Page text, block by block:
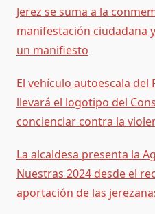
Jerez se suma a la
manifestación ciudadana
un manifiesto
El vehículo autoescala del
llevará el logotipo del
concienciar contra la
La alcaldesa presenta la
Nuestras 2024 desde el
aportación de las